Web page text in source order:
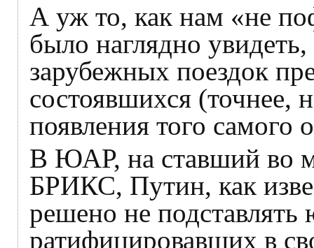
А уж то, как нам «не
было наглядно
зарубежных поездок
состоявшихся (точнее,
появления того
В ЮАР, на ставший во
БРИКС, Путин, как
решено не
ратифицировавших в